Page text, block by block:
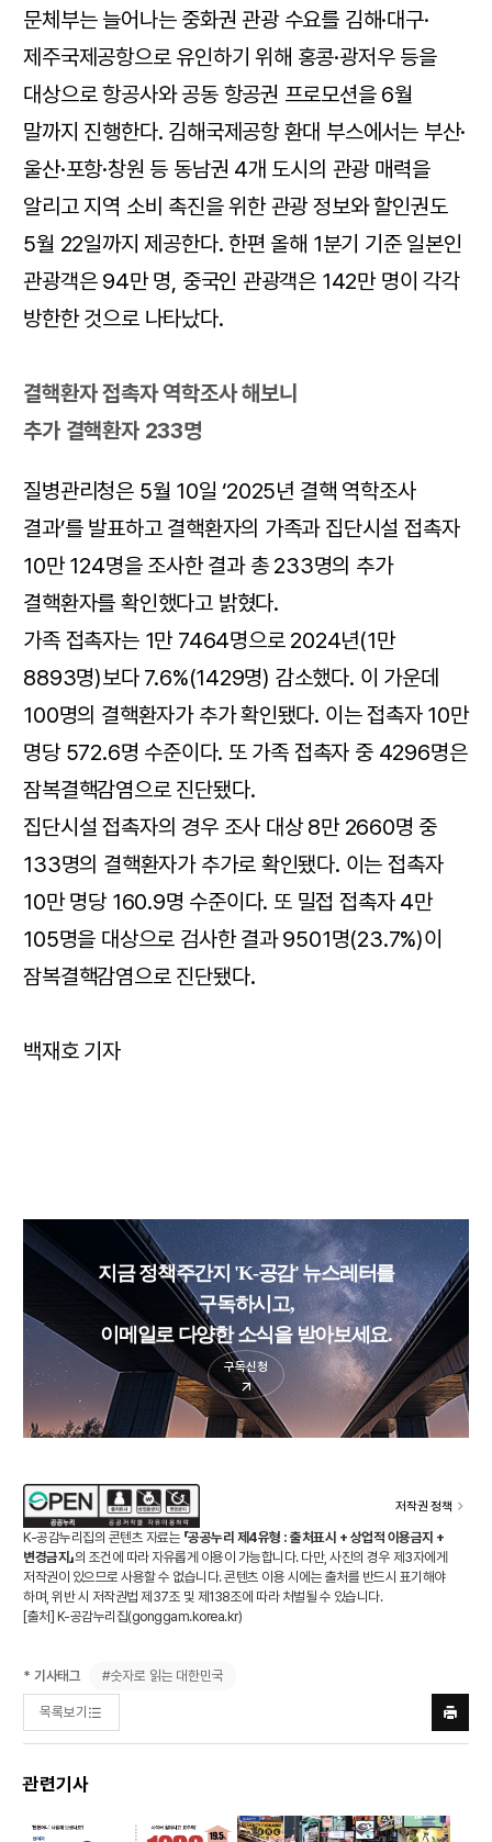
문체부는 늘어나는 중화권 관광 수요를 김해·대구·
제주국제공항으로 유인하기 위해 홍콩·광저우 등을
대상으로 항공사와 공동 항공권 프로모션을 6월
말까지 진행한다. 김해국제공항 환대 부스에서는 부산·
울산·포항·창원 등 동남권 4개 도시의 관광 매력을
알리고 지역 소비 촉진을 위한 관광 정보와 할인권도
5월 22일까지 제공한다. 한편 올해 1분기 기준 일본인
관광객은 94만 명, 중국인 관광객은 142만 명이 각각
방한한 것으로 나타났다.
결핵환자 접촉자 역학조사 해보니
추가 결핵환자 233명
질병관리청은 5월 10일 ‘2025년 결핵 역학조사
결과’를 발표하고 결핵환자의 가족과 집단시설 접촉자
10만 124명을 조사한 결과 총 233명의 추가
결핵환자를 확인했다고 밝혔다.
가족 접촉자는 1만 7464명으로 2024년(1만
8893명)보다 7.6%(1429명) 감소했다. 이 가운데
100명의 결핵환자가 추가 확인됐다. 이는 접촉자 10만
명당 572.6명 수준이다. 또 가족 접촉자 중 4296명은
잠복결핵감염으로 진단됐다.
집단시설 접촉자의 경우 조사 대상 8만 2660명 중
133명의 결핵환자가 추가로 확인됐다. 이는 접촉자
10만 명당 160.9명 수준이다. 또 밀접 접촉자 4만
105명을 대상으로 검사한 결과 9501명(23.7%)이
잠복결핵감염으로 진단됐다.
백재호 기자
지금 정책주간지 'K-공감' 뉴스레터를
구독하시고,
이메일로 다양한 소식을 받아보세요.
구독신청
저작권 정책
K-공감누리집의 콘텐츠 자료는 「공공누리 제4유형 : 출처표시 + 상업적 이용금지 +
변경금지」의 조건에 따라 자유롭게 이용이 가능합니다. 다만, 사진의 경우 제3자에게
저작권이 있으므로 사용할 수 없습니다. 콘텐츠 이용 시에는 출처를 반드시 표기해야
하며, 위반 시 저작권법 제37조 및 제138조에 따라 처벌될 수 있습니다.
[출처] K-공감누리집(gonggam.korea.kr)
* 기사태그 #숫자로 읽는 대한민국
목록보기
프린트
하기
관련기사